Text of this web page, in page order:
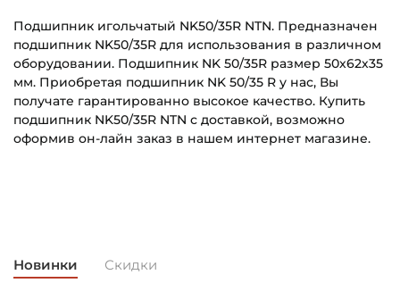
Подшипник игольчатый NK50/35R NTN. Предназначен
подшипник NK50/35R для использования в различном
оборудовании. Подшипник NK 50/35R размер 50х62х35
мм. Приобретая подшипник NK 50/35 R у нас, Вы
получате гарантированно высокое качество. Купить
подшипник NK50/35R NTN с доставкой, возможно
оформив он-лайн заказ в нашем интернет магазине.
Новинки Скидки